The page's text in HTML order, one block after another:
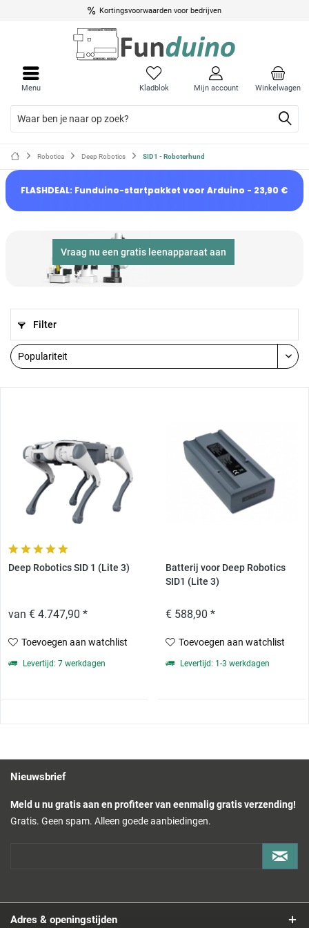
Kortingsvoorwaarden voor bedrijven
Winkelwagen
Kladblok Mijn account
Menu
Robotica Deep Robotics SID1 - Roboterhund
FLASHDEAL: Funduino-startpakket voor Arduino - 23,90 €
Vraag nu een gratis leenapparaat aan
Filter
Deep Robotics SID 1 (Lite 3)
van € 4.747,90 *
Toevoegen aan watchlist
Levertijd: 7 werkdagen
Batterij voor Deep Robotics
SID1 (Lite 3)
€ 588,90 *
Toevoegen aan watchlist
Levertijd: 1-3 werkdagen
Nieuwsbrief
Meld u nu gratis aan en profiteer van eenmalig gratis verzending!
Gratis. Geen spam. Alleen goede aanbiedingen.
Adres & openingstijden